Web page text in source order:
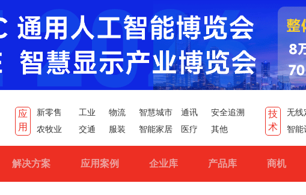
应
用
新零售 工业 物流 智慧城市 通讯
安全追溯
农牧业
交通 服装 智能家居 医疗 其他
技
术
无线
智能
解决方案 应用案例 企业库 产品库 商机